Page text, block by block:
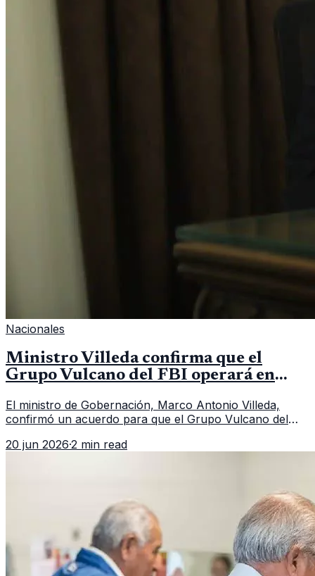
Nacionales
Ministro Villeda confirma que el
Grupo Vulcano del FBI operará en
El ministro de Gobernación, Marco Antonio Villeda,
confirmó un acuerdo para que el Grupo Vulcano del
fallido con la administración anterior del Ministerio
20 jun 2026·2 min read